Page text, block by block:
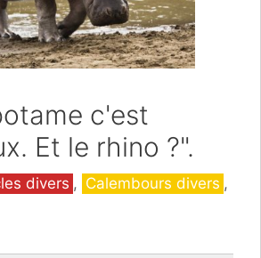
c'est
Et le rhino ?".
divers , Calembours divers ,